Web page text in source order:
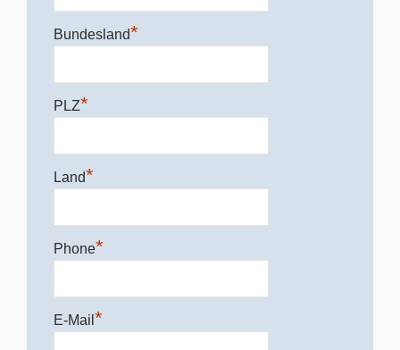
Bundesland*
PLZ*
Land*
Phone*
E-Mail *